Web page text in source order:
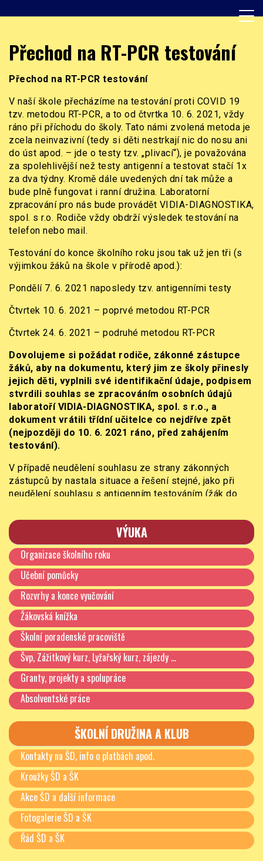
to
ZŠ Burešova
Přechod na RT-PCR testování
Přechod na RT-PCR testování
V naší škole přecházíme na testování proti COVID 19
tzv. metodou RT-PCR, a to od čtvrtka 10. 6. 2021, vždy
ráno při příchodu do školy. Tato námi zvolená metoda je
zcela neinvazivní (tedy si děti nestrkají nic do nosu ani
do úst apod. – jde o testy tzv. „plivací“), je považována
za spolehlivější než testy antigenní a testovat stačí 1x
za dva týdny. Kromě dále uvedených dní tak může a
bude plně fungovat i ranní družina. Laboratorní
zpracování pro nás bude provádět VIDIA-DIAGNOSTIKA,
spol. s r.o. Rodiče vždy obdrží výsledek testování na
telefon nebo mail.
Testování do konce školního roku jsou tak už jen tři (s
výjimkou žáků na škole v přírodě apod.):
Pondělí 7. 6. 2021 naposledy tzv. antigenními testy
Čtvrtek 10. 6. 2021 – poprvé metodou RT-PCR
Čtvrtek 24. 6. 2021 – podruhé metodou RT-PCR
Dovolujeme si požádat rodiče, zákonné zástupce
žáků, aby na dokumentu, který jim ze školy přinesly
jejich děti, vyplnili své identifikační údaje, podpisem
stvrdili souhlas se zpracováním osobních údajů
laboratoří VIDIA-DIAGNOSTIKA, spol. s r.o., a
dokument vrátili třídní učitelce co nejdříve zpět
(nejpozději do 10. 6. 2021 ráno, před zahájením
testování).
V případě neudělení souhlasu ze strany zákonných
zástupců by nastala situace a řešení stejné, jako při
neudělení souhlasu s antigenním testováním (žák do
omluvena).
Mimořádné odůvodněné výjimky: žáci, kteří nebudou ve
škole přítomni v termínu RT-PCR testování, budou dále
(mimořádně) testováni s týdenními intervaly
dosavadními antigenními testy při prvním příchodu do
školy, po předchozí domluvě se svojí TU.
4. 6. 2021
Ivo Mlejnecký, řed školy
VÝUKA
Organizace školního roku
Učební pomůcky
Rozvrhy a konce vyučování
Žákovská knížka
Školní poradenské pracoviště
Švp, Zážitkový kurz, Lyžařský kurz, zájezdy …
Granty, projekty a spolupráce
Absolventské práce
ŠKOLNÍ DRUŽINA A KLUB
Kontakty na ŠD, info o platbách apod.
Kroužky ŠD a ŠK
Akce ŠD a další informace
Fotogalerie ŠD a ŠK
Řád ŠD a ŠK